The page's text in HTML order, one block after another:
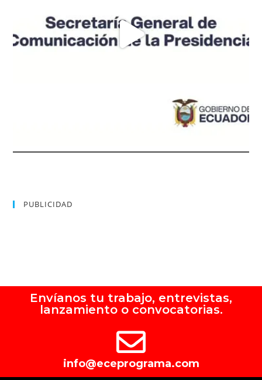
PUBLICIDAD
Envíanos tu trabajo, entrevistas,
lanzamiento o convocatorias.
info@eceprograma.com